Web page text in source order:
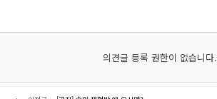
의견글 등록 권한이 없습니다.